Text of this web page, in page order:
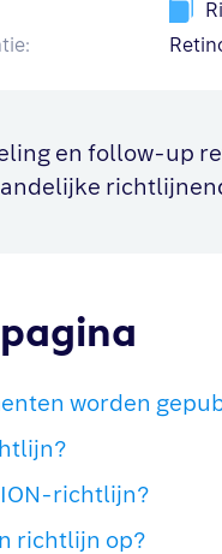
en follow-up
worden
richtlijn?
richtlijn op?